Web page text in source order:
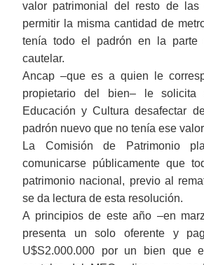
valor patrimonial del resto de las
permitir la misma cantidad de
tenía todo el padrón en la parte
cautelar.
Ancap ‒que es a quien le
propietario del bien‒ lesolicita
Educación y Cultura desafectar
padrón nuevo que no tenía ese
La Comisión de Patrimonio
comunicarse públicamente que
patrimonio nacional , previo al
se da lectura de esta resolución.
A principiosde este año ‒en
presenta un solo oferente y
U$S2.000.000 porun bien que